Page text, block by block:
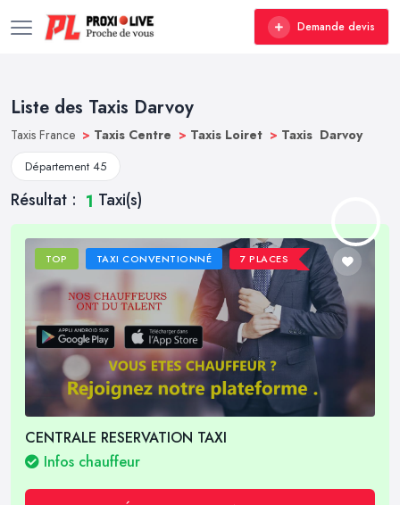
Demande devis
Liste des Taxis Darvoy
Taxis France > Taxis Centre > Taxis Loiret > Taxis Darvoy
Département 45
Résultat : 1 Taxi(s)
TOP TAXI CONVENTIONNÉ 7 PLACES
CENTRALE RESERVATION TAXI
Infos chauffeur